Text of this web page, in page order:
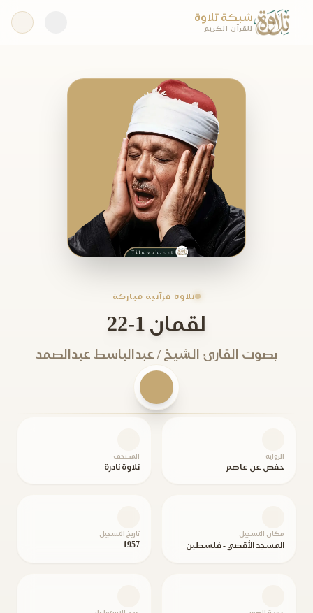
شبكة تلاوة
للقرآن الكريم
تلاوة قرآنية مباركة
لقمان 1-22
بصوت القارئ الشيخ / عبدالباسط عبدالصمد
الرواية
حفص عن عاصم
المصحف
تلاوة نادرة
مكان التسجيل
المسجد الأقصي - فلسطين
تاريخ التسجيل
1957